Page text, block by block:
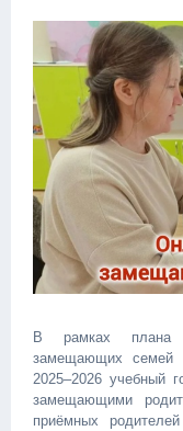
В рамках плана
замещающих семей
2025–2026 учебный
замещающими
приёмных